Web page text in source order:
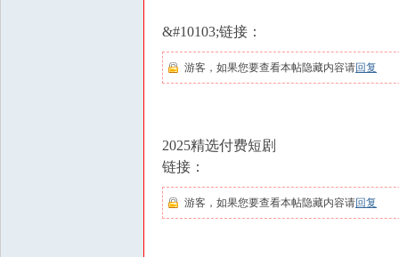
&#10103;链接：
游客，如果您要查看本帖隐藏内容请回复
2025精选付费短剧
链接：
游客，如果您要查看本帖隐藏内容请回复